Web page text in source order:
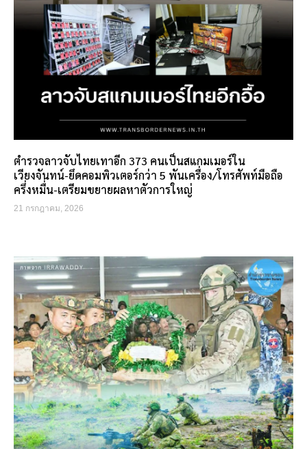
ตำรวจลาวจับไทยเทาอีก 373 คนเป็นสแกมเมอร์ใน
เวียงจันทน์-ยึดคอมพิวเตอร์กว่า 5 พันเครื่อง/โทรศัพท์มือถือ
ครึ่งหมื่น-เตรียมขยายผลหาตัวการใหญ่
21 กรกฎาคม, 2026